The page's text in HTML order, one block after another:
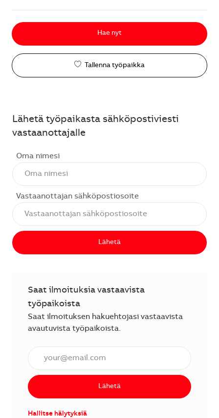
Hae nyt
Tallenna työpaikka
Lähetä työpaikasta sähköpostiviesti
vastaanottajalle
Oma nimesi
Vastaanottajan sähköpostiosoite
Lähetä
Saat ilmoituksia vastaavista
työpaikoista
Saat ilmoituksen hakuehtojasi vastaavista
avautuvista työpaikoista.
Lähetä
Hallitse hälytyksiä